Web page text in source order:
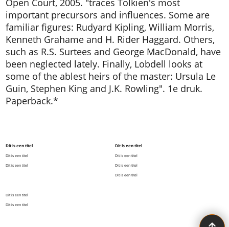
important precursors and influences. Some are
familiar figures: Rudyard Kipling, William Morris,
Kenneth Grahame and H. Rider Haggard. Others,
such as R.S. Surtees and George MacDonald, have
been neglected lately. Finally, Lobdell looks at
some of the ablest heirs of the master: Ursula Le
Guin, Stephen King and J.K. Rowling". 1e druk.
Paperback.*
Dit is een titel
Dit is een titel
Dit is een titel
Dit is een titel
Dit is een titel
Dit is een titel
Dit is een titel
Dit is een titel
Dit is een titel